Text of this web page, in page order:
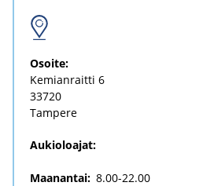
Osoi­te:
Ke­mian­rait­ti 6
33720
Tam­pe­re
Aukioloajat:
Maanantai: 8.00-22.00